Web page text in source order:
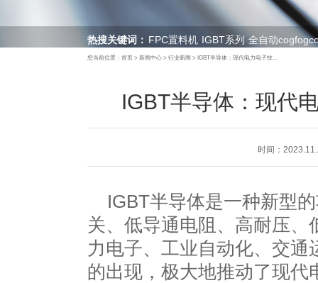
热搜关键词： FPC置料机 IGBT系列 全自动
您当前位置： 首页> 新闻中心> 行业新闻>IGBT半导体：现代电力电子技...
IGBT半导体：现代
时间：
IGBT半导体是一种新型
关、低导通电阻、高耐压
力电子、工业自动化、交通
的出现，极大地推动了现代